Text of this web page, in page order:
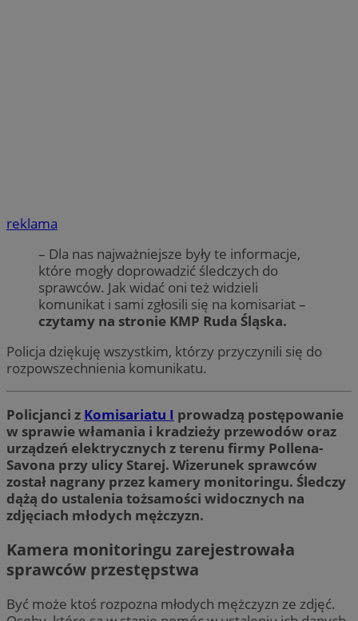
reklama
– Dla nas najważniejsze były te informacje,
które mogły doprowadzić śledczych do
sprawców. Jak widać oni też widzieli
komunikat i sami zgłosili się na komisariat –
czytamy na stronie KMP Ruda Śląska.
Policja dziękuję wszystkim, którzy przyczynili się do
rozpowszechnienia komunikatu.
Policjanci z Komisariatu I prowadzą postępowanie
w sprawie włamania i kradzieży przewodów oraz
urządzeń elektrycznych z terenu firmy Pollena-
Savona przy ulicy Starej. Wizerunek sprawców
został nagrany przez kamery monitoringu. Śledczy
dążą do ustalenia tożsamości widocznych na
zdjęciach młodych mężczyzn.
Kamera monitoringu zarejestrowała
sprawców przestępstwa
Być może ktoś rozpozna młodych mężczyzn ze zdjęć.